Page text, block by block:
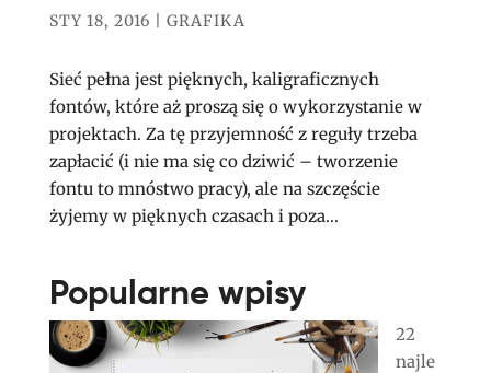
STY 18, 2016 GRAFIKA
Sieć pełna jest pięknych, kaligraficznych
fontów, które aż proszą się o wykorzystanie w
projektach. Za tę przyjemność z reguły trzeba
zapłacić (i nie ma się co dziwić – tworzenie
fontu to mnóstwo pracy), ale na szczęście
żyjemy w pięknych czasach i poza...
Popularne wpisy
22
najle